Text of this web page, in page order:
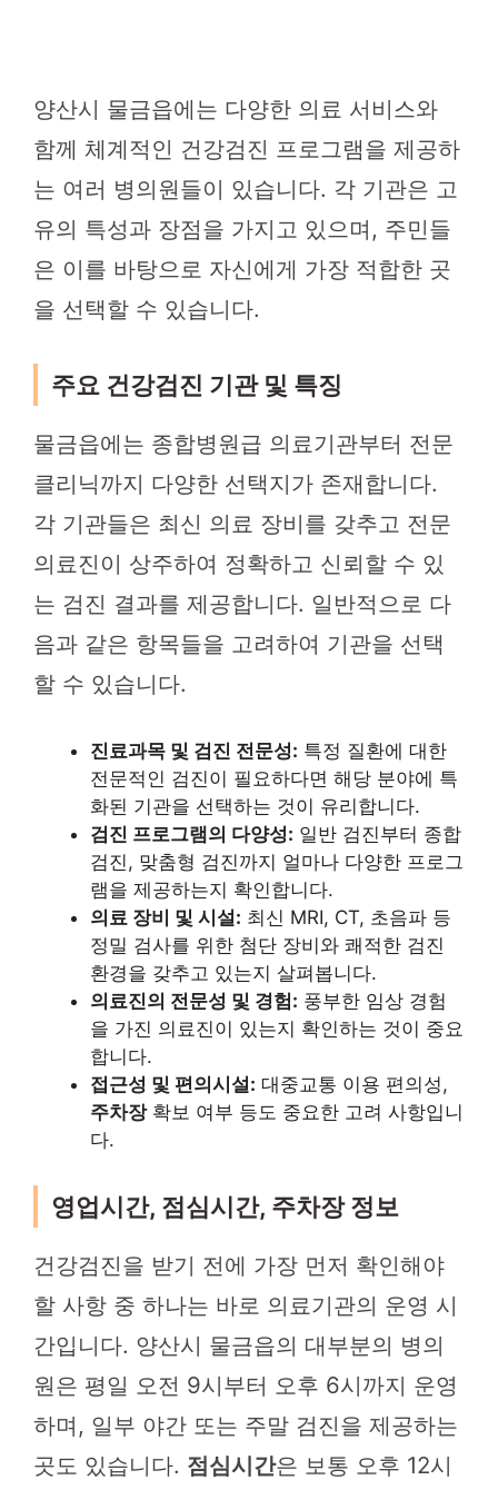
양산시 물금읍에는 다양한 의료 서비스와
함께 체계적인 건강검진 프로그램을 제공하
는 여러 병의원들이 있습니다. 각 기관은 고
유의 특성과 장점을 가지고 있으며, 주민들
은 이를 바탕으로 자신에게 가장 적합한 곳
을 선택할 수 있습니다.
주요 건강검진 기관 및 특징
물금읍에는 종합병원급 의료기관부터 전문
클리닉까지 다양한 선택지가 존재합니다.
각 기관들은 최신 의료 장비를 갖추고 전문
의료진이 상주하여 정확하고 신뢰할 수 있
는 검진 결과를 제공합니다. 일반적으로 다
음과 같은 항목들을 고려하여 기관을 선택
할 수 있습니다.
진료과목 및 검진 전문성: 특정 질환에 대한
전문적인 검진이 필요하다면 해당 분야에 특
화된 기관을 선택하는 것이 유리합니다.
검진 프로그램의 다양성: 일반 검진부터 종합
검진, 맞춤형 검진까지 얼마나 다양한 프로그
램을 제공하는지 확인합니다.
의료 장비 및 시설: 최신 MRI, CT, 초음파 등
정밀 검사를 위한 첨단 장비와 쾌적한 검진
환경을 갖추고 있는지 살펴봅니다.
의료진의 전문성 및 경험: 풍부한 임상 경험
을 가진 의료진이 있는지 확인하는 것이 중요
합니다.
접근성 및 편의시설: 대중교통 이용 편의성,
주차장확보 여부 등도 중요한 고려 사항입니
다.
영업시간, 점심시간, 주차장 정보
건강검진을 받기 전에 가장 먼저 확인해야
할 사항 중 하나는 바로 의료기관의 운영 시
간입니다. 양산시 물금읍의 대부분의 병의
원은 평일 오전 9시부터 오후 6시까지 운영
하며, 일부 야간 또는 주말 검진을 제공하는
곳도 있습니다. 점심시간은 보통 오후 12시